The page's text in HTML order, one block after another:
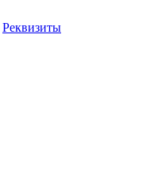
Реквизиты